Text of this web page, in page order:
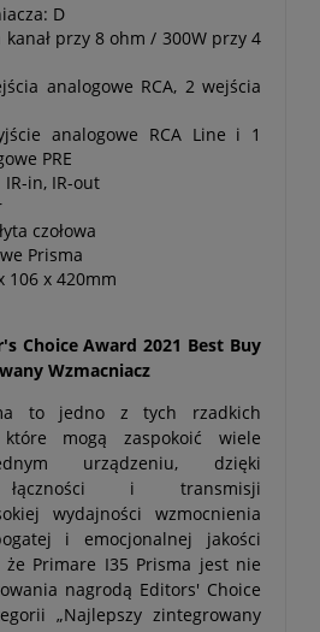
D
kanał przy 8 ohm / 300W przy 4
analogowe RCA, 2 wejścia
analogowe RCA Line i 1
PRE
IR-in, IR-out
czołowa
Prisma
106 x 420mm
Choice Award 2021 Best Buy
Wzmacniacz
to jedno z tych rzadkich
mogą zaspokoić wiele
urządzeniu, dzięki
łączności i transmisji
wydajności wzmocnienia
i emocjonalnej jakości
że Primare I35 Prisma jest nie
nagrodą Editors' Choice
„Najlepszy zintegrowany